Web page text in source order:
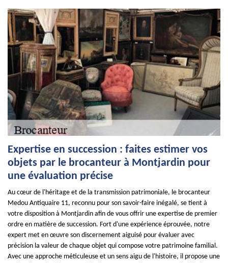
Expertise en succession : faites estimer vos
objets par le brocanteur à Montjardin pour
une évaluation précise
Au cœur de l'héritage et de la transmission patrimoniale, le brocanteur
Medou Antiquaire 11, reconnu pour son savoir-faire inégalé, se tient à
votre disposition à Montjardin afin de vous offrir une expertise de premier
ordre en matière de succession. Fort d'une expérience éprouvée, notre
expert met en œuvre son discernement aiguisé pour évaluer avec
précision la valeur de chaque objet qui compose votre patrimoine familial.
Avec une approche méticuleuse et un sens aigu de l'histoire, il propose une